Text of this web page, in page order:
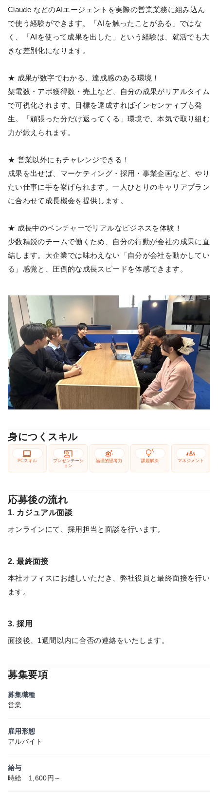
Claude などのAIエージェントを実際の営業業務に組み込ん
で使う経験ができます。「AIを触ったことがある」ではな
く、「AIを使って成果を出した」という経験は、就活でも大
きな差別化になります。
★ 成果が数字でわかる、達成感のある環境！
架電数・アポ獲得数・売上など、自分の成果がリアルタイム
で可視化されます。目標を達成すればインセンティブも発
生。「頑張った分だけ返ってくる」環境で、本気で取り組む
力が鍛えられます。
★ 営業以外にもチャレンジできる！
成果を出せば、マーケティング・採用・事業企画など、やり
たい仕事に手を挙げられます。一人ひとりのキャリアプラン
に合わせて成長機会を提供します。
★ 成長中のベンチャーでリアルなビジネスを体験！
少数精鋭のチームで働くため、自分の行動が会社の成果に直
結します。大企業では味わえない「自分が会社を動かしてい
る」感覚と、圧倒的な成長スピードを体感できます。
身につくスキル
computer
PCスキル
co_present
プレゼンテーシ
ョン
settings_suggest
論理的思考力
tips_and_updates
課題解決
groups
マネジメント
応募後の流れ
1. カジュアル面談
オンラインにて、採用担当と面談を行います。
2. 最終面接
本社オフィスにお越しいただき、弊社役員と最終面接を行い
ます。
3. 採用
面接後、1週間以内に合否の連絡をいたします。
募集要項
募集職種
営業
雇用形態
アルバイト
給与
時給 1,600円～